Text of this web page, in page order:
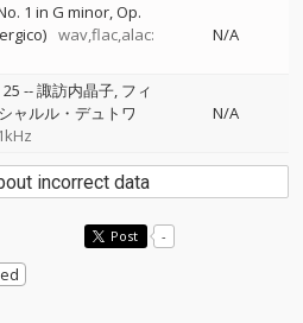
1 in G minor, Op.
wav,flac,alac:
N/A
--諏訪内晶子 フィ
シャルル・デュトワ
N/A
incorrect data
Post -